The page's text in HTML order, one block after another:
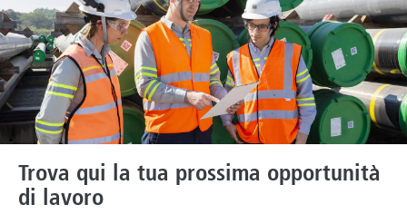
Trova qui la tua prossima opportunità
di lavoro